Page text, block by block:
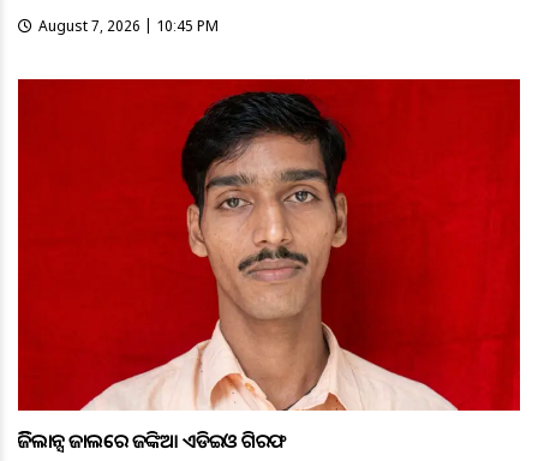
August 7, 2026 | 10:45 PM
ଭିଜିଲାନ୍ସ ଜାଲରେ ଜଙ୍କିଆ ଏଡିଇଓ ଗିରଫ